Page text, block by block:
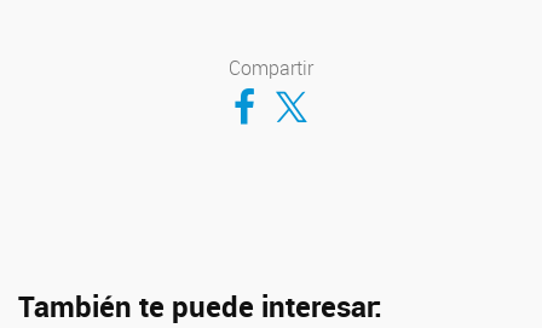
Compartir
Compartir en Facebook
Compartir en Twitter
También te puede interesar: